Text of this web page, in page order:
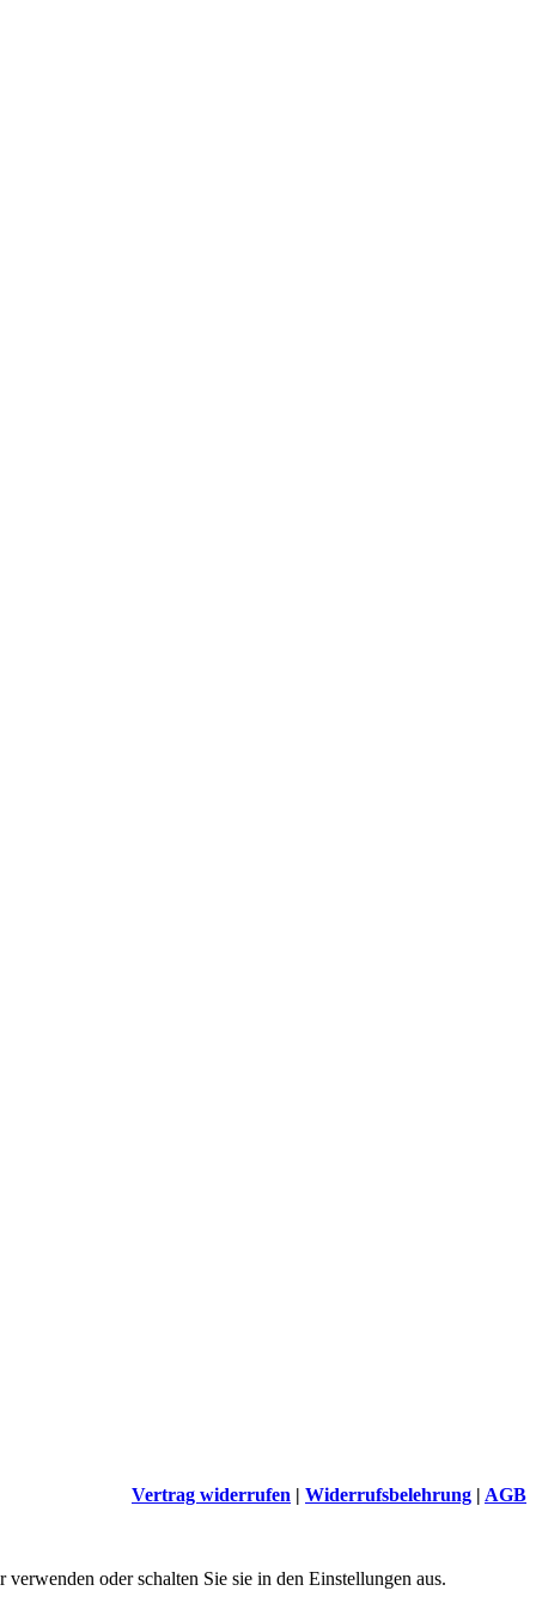
Vertrag widerrufen | Widerrufsbelehrung | AGB
oder schalten Sie sie in den Einstellungen aus.